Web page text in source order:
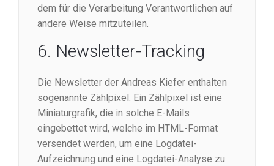
dem für die Verarbeitung Verantwortlichen auf
andere Weise mitzuteilen.
6. Newsletter-Tracking
Die Newsletter der Andreas Kiefer enthalten
sogenannte Zählpixel. Ein Zählpixel ist eine
Miniaturgrafik, die in solche E-Mails
eingebettet wird, welche im HTML-Format
versendet werden, um eine Logdatei-
Aufzeichnung und eine Logdatei-Analyse zu